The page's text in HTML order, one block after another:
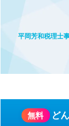
平岡芳和税理士
無料 ど